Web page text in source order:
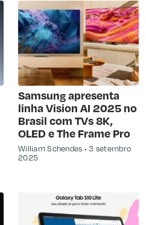
Samsung apresenta
linha Vision AI 2025 no
Brasil com TVs 8K,
OLED e The Frame Pro
William Schendes
3 setembro
2025